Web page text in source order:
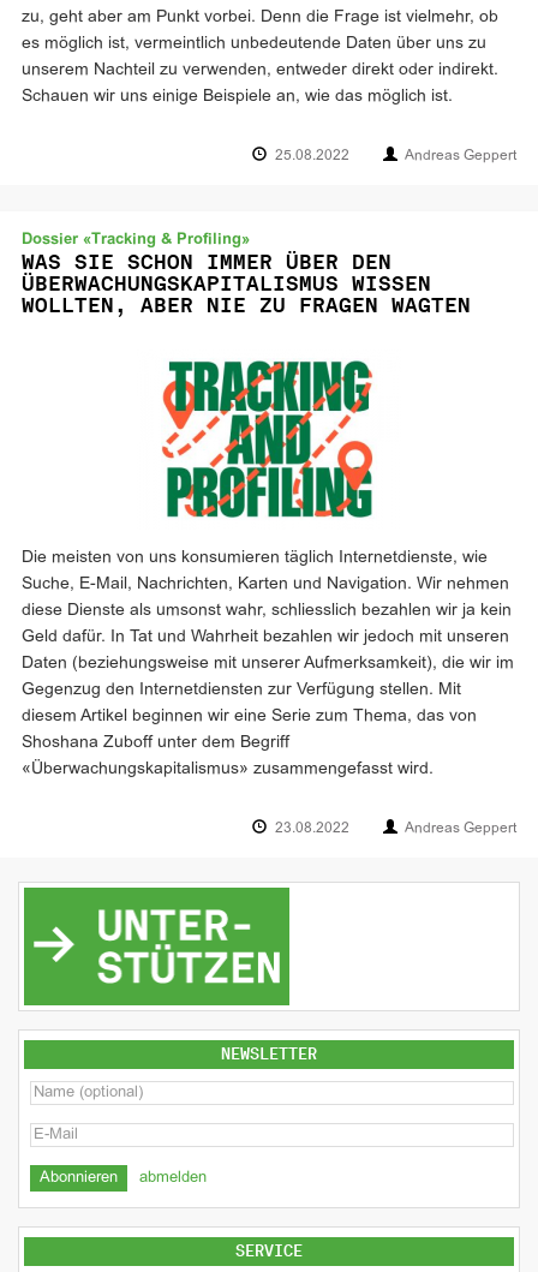
zu, geht aber am Punkt vorbei. Denn die Frage ist vielmehr, ob
es möglich ist, vermeintlich unbedeutende Daten über uns zu
unserem Nachteil zu verwenden, entweder direkt oder indirekt.
Schauen wir uns einige Beispiele an, wie das möglich ist.
25.08.2022 Andreas Geppert
Dossier «Tracking & Profiling»
WAS SIE SCHON IMMER ÜBER DEN
ÜBERWACHUNGSKAPITALISMUS WISSEN
WOLLTEN, ABER NIE ZU FRAGEN WAGTEN
Die meisten von uns konsumieren täglich Internetdienste, wie
Suche, E-Mail, Nachrichten, Karten und Navigation. Wir nehmen
diese Dienste als umsonst wahr, schliesslich bezahlen wir ja kein
Geld dafür. In Tat und Wahrheit bezahlen wir jedoch mit unseren
Daten (beziehungsweise mit unserer Aufmerksamkeit), die wir im
Gegenzug den Internetdiensten zur Verfügung stellen. Mit
diesem Artikel beginnen wir eine Serie zum Thema, das von
Shoshana Zuboff unter dem Begriff
«Überwachungskapitalismus» zusammengefasst wird.
23.08.2022 Andreas Geppert
NEWSLETTER
abmelden
SERVICE